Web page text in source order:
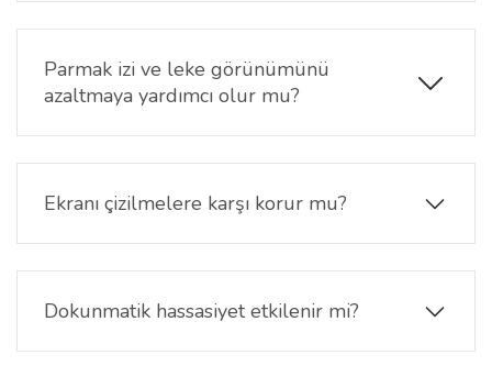
Mat yüzeyi sayesinde ekran üzerindeki ışık
yansımalarının azalmasına yardımcı olur ve daha
konforlu bir görüntüleme deneyimi sunar.
Parmak izi ve leke görünümünü
azaltmaya yardımcı olur mu?
Evet. Mat yüzey yapısı, günlük kullanım sırasında
oluşan parmak izi ve leke görünümünün azalmasına
yardımcı olur.
Ekranı çizilmelere karşı korur mu?
Evet. 9H sertlik seviyesine sahip yüzeyi sayesinde
günlük kullanım sırasında oluşabilecek çizik ve
sürtünmelere karşı ekranın korunmasına yardımcı
Dokunmatik hassasiyet etkilenir mi?
Hayır. Dokunmatik performansını koruyarak ekranın